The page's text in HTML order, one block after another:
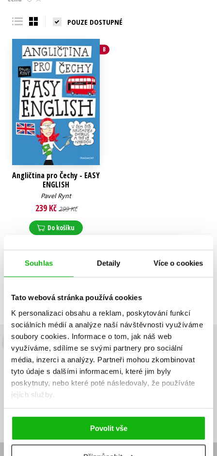
Souhlas Detaily Více o cookies
Tato webová stránka používá cookies
K personalizaci obsahu a reklam, poskytování funkcí
sociálních médií a analýze naší návštěvnosti využíváme
soubory cookies. Informace o tom, jak náš web
využíváme, sdílíme se svými partnery pro sociální
média, inzerci a analýzy. Partneři mohou zkombinovat
tyto údaje s dalšími informacemi, které jim byly
poskytnuty, nebo které poté následovaly, že používáte
jejich služby.
Povolit vše
Young adult (SK)
POUZE DOSTUPNÉ
B
Angličtina pro Čechy - EASY
ENGLISH
Pavel Rynt
239 Kč 299 Kč
Do košíku
Zobrazuji 1 až 1 z celkem 1 záznamů
Předchozí 1 Další
Budete to vědět jako první!
Zajímá Vás, jaký knižní hit právě vychází, na jaké zboží je výhodná
sleva, jaká běží soutěž o ceny? Přihlášením k odběru našich e-
mailových novineksouhlasíte se zpracováním osobních údajů.
mailová
adresa
mailová
adresa
Vaše e-mailová adresa Přihlásit se